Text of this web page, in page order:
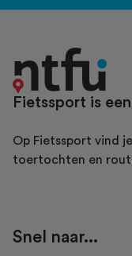
Fietssport is
Op Fietssport vind
toertochten en
Snel naar...